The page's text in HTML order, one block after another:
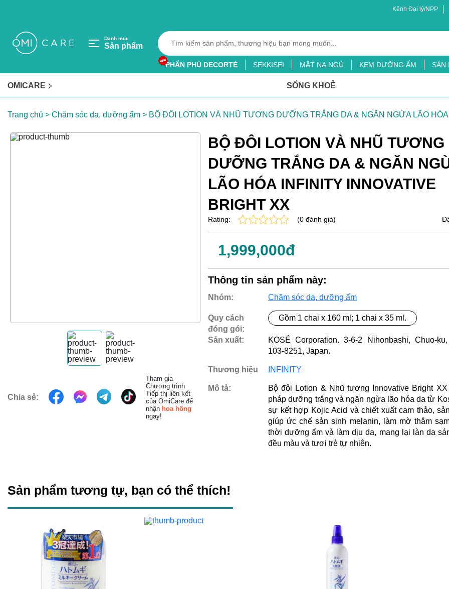
Kênh Đại lý/NPP
Danh mục
Sản phẩm
PHẤN PHỦ DECORTÉ SEKKISEI MẶT NẠ NGỦ KEM DƯỠNG ẨM
SẢN
BỘT LÁ ĐẠI MẠCH
OMICARE SỐNG KHOẺ
Trang chủ > Chăm sóc da, dưỡng ẩm > BỘ ĐÔI LOTION VÀ NHŨ TƯƠNG DƯỠNG TRẮNG DA & NGĂN NGỪA LÃO
Chia sẻ:
Tham gia
Chương trình
Tiếp thị liên kết
của OmiCare để
nhận hoa hồng
ngay!
BỘ ĐÔI LOTION VÀ NHŨ TƯƠNG
DƯỠNG TRẮNG DA & NGĂN
LÃO HÓA INFINITY INNOVATIVE
BRIGHT XX
Rating: (0 đánh giá)
1,999,000đ
Thông tin sản phẩm này:
Nhóm: Chăm sóc da, dưỡng ẩm
Quy cách
đóng gói:
Gồm 1 chai x 160 ml; 1 chai x 35 ml.
Sản xuất:
KOSÉ Corporation. 3-6-2 Nihonbashi, Chuo-
103-8251, Japan.
Thương hiệu INFINITY
Mô tả:
Bộ đôi Lotion & Nhũ tương Innovative Bright
pháp dưỡng trắng và ngăn ngừa lão hóa da từ
sự kết hợp Kojic Acid và chiết xuất cam thảo,
giúp ức chế sản sinh melanin, làm mờ thâm
thời dưỡng ẩm và làm dịu da, mang lại làn da
đều màu và tươi trẻ tự nhiên.
Sản phẩm tương tự, bạn có thể thích!